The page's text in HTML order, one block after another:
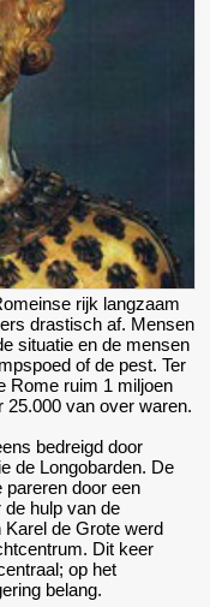
rijk langzaam
drastisch af. Mensen
situatie en de mensen
of de pest. Ter
Rome ruim 1 miljoen
25.000 van over waren.
bedreigd door
de Longobarden. De
door een
hulp van de
de Grote werd
Dit keer
op het
belang.